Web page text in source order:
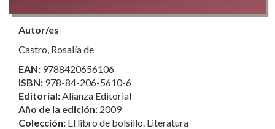
Autor/es
Castro, Rosalía de
EAN: 9788420656106
ISBN: 978-84-206-5610-6
Editorial: Alianza Editorial
Año de la edición: 2009
Colección: El libro de bolsillo. Literatura